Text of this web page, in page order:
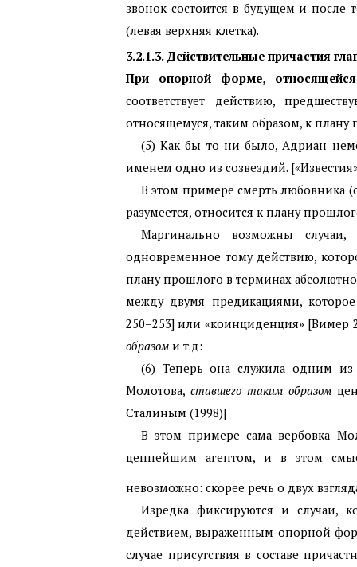
звонок состоится в будущем и после
(левая верхняя клетка).
3.2.1.3. Действительные причастия
При опорной форме,
соответствует действию,
относящемуся, таким образом, к плану
(5) Как бы то ни было, Адриан
именем одно из созвездий.
В этом примере смерть любовника
разумеется, относится к плану
Маргинально возможны случаи,
одновременное тому действию,
плану прошлого в терминах
между двумя предикациями,
250–253] или «коинциденция» [Вимер
образом и т.д:
(6) Теперь она служила одним из
Молотова,ставшего таким образом
Сталиным (1998)]
В этом примере сама вербовка
ценнейшим агентом, и в этом
невозможно: скорее речь о двух
Изредка фиксируются и случаи,
действием, выраженным опорной
случае присутствия в составе